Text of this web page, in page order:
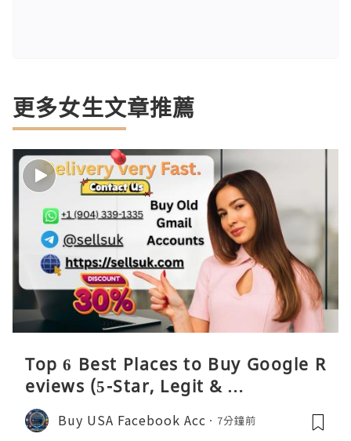
更多女生文章推薦
Top 6 Best Places to Buy Google R
eviews (5-Star, Legit & …
Buy USA Facebook Acc 7分鐘前